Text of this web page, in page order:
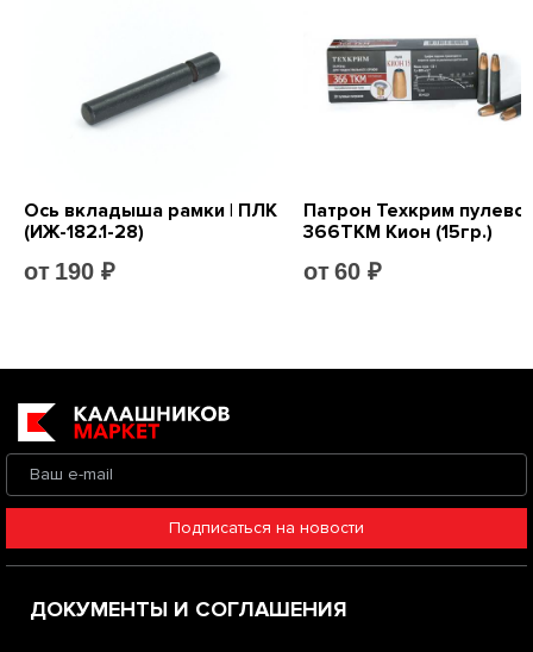
Подписаться на новости
ДОКУМЕНТЫ И СОГЛАШЕНИЯ